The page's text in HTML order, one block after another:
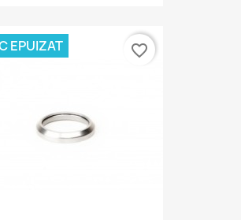
EPUIZAT favorite_border